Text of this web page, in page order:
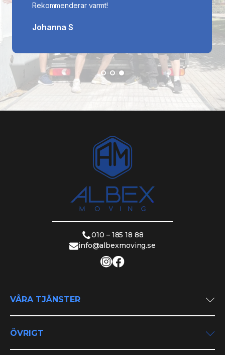
humor som gjorde hela processen mycket
010 – 185 18 88
info@albexmoving.se
VÅRA TJÄNSTER
Privatflytt
Företagsflytt
Flyttstädning
ÖVRIGT
Om oss